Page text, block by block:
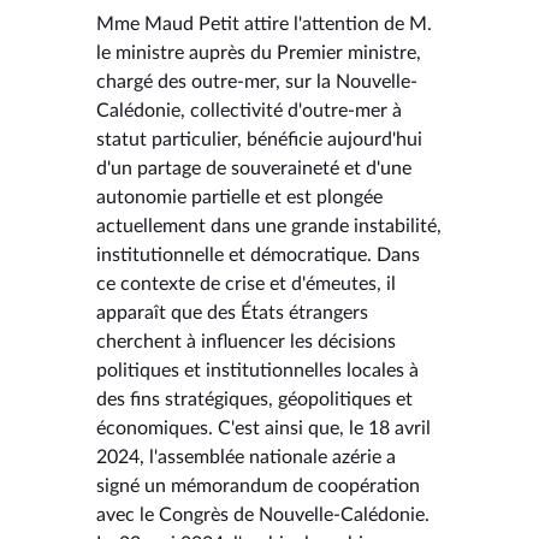
Mme Maud Petit attire l'attention de M.
le ministre auprès du Premier ministre,
chargé des outre-mer, sur la Nouvelle-
Calédonie, collectivité d'outre-mer à
statut particulier, bénéficie aujourd'hui
d'un partage de souveraineté et d'une
autonomie partielle et est plongée
actuellement dans une grande instabilité,
institutionnelle et démocratique. Dans
ce contexte de crise et d'émeutes, il
apparaît que des États étrangers
cherchent à influencer les décisions
politiques et institutionnelles locales à
des fins stratégiques, géopolitiques et
économiques. C'est ainsi que, le 18 avril
2024, l'assemblée nationale azérie a
signé un mémorandum de coopération
avec le Congrès de Nouvelle-Calédonie.